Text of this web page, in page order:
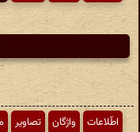
اطّلاعات واژگان تصاویر